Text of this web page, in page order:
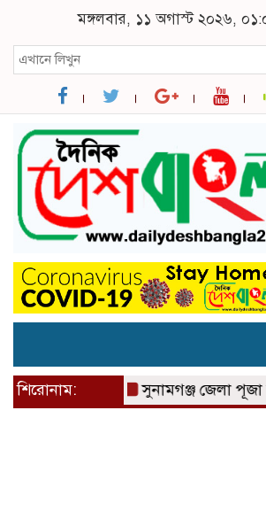
মঙ্গলবার, ১১ অগাস্ট ২০২৬,
শিরোনাম: সুনামগঞ্জ জেলা পূজা